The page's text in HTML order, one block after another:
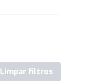
Limpar filtros